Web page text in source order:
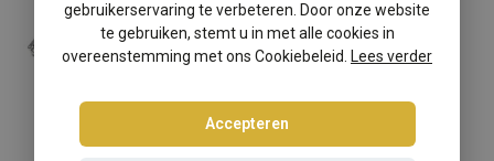
Volkswagen Jetta 2 rijder...
€258,95
gebruikerservaring te verbeteren. Door onze website
te gebruiken, stemt u in met alle cookies in
overeenstemming met ons Cookiebeleid.
Lees verder
Accepteren